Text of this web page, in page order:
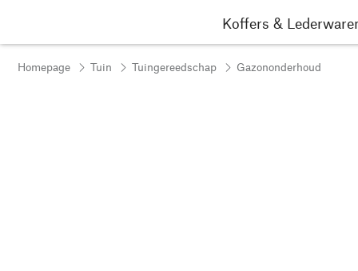
Koffers &
Homepage Tuin Tuingereedschap Gazononderhoud